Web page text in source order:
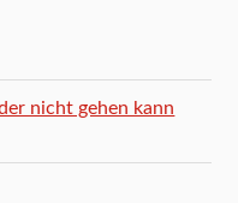
nicht gehen kann